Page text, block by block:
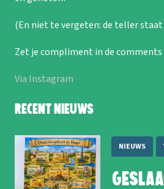
(En niet te vergeten: de teller staat
Zet je compliment in de comments
Via Instagram
Recent nieuws
NIEUWS